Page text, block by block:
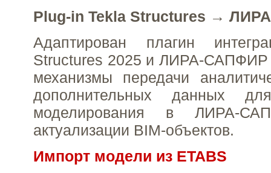
Plug-in Tekla Structures → ЛИРА
Адаптирован плагин
Structures 2025 и ЛИРА-САПФИР
механизмы передачи
дополнительных данных
моделирования в ЛИРА-
актуализации BIM-объектов.
Импорт модели из ETABS